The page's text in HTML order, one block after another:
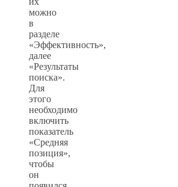
можно
в
разделе
«Эффективность»,
далее
«Результаты
поиска».
Для
этого
необходимо
включить
показатель
«Средняя
позиция»,
чтобы
он